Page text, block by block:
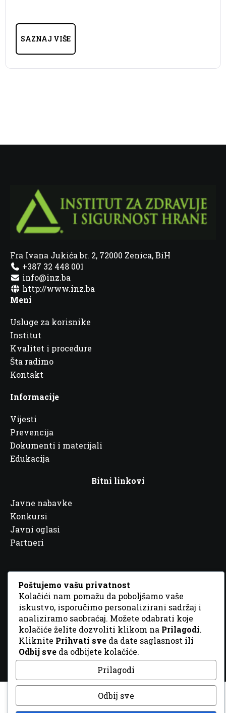
SAZNAJ VIŠE
Fra Ivana Jukića br. 2, 72000 Zenica, BiH
+387 32 448 001
info@inz.ba
http://www.inz.ba
Meni
Usluge za korisnike
Institut
Kvalitet i procedure
Šta radimo
Kontakt
Informacije
Vijesti
Prevencija
Dokumenti i materijali
Edukacija
Bitni linkovi
Javne nabavke
Konkursi
Javni oglasi
Partneri
© 2026 Sva prava zadržana. DizajnGordonDM
Poštujemo vašu privatnost
Kolačići nam pomažu da poboljšamo vaše
iskustvo, isporučimo personalizirani sadržaj i
analiziramo saobraćaj. Možete odabrati koje
kolačiće želite dozvoliti klikom na Prilagodi.
Kliknite Prihvati sve da date saglasnost ili
Odbij sve da odbijete kolačiće.
Prilagodi
Odbij sve